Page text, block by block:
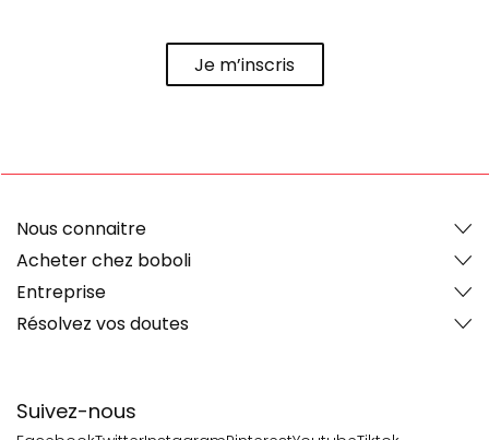
Je m’inscris
Suivez-nous
Nous connaitre
Acheter chez boboli
Entreprise
Résolvez vos doutes